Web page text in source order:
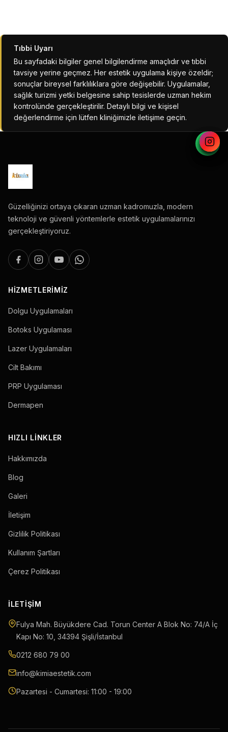
Tıbbi Uyarı
Bu sayfadaki bilgiler genel bilgilendirme amaçlıdır ve tıbbi
tavsiye yerine geçmez. Her estetik uygulama kişiye özeldir;
sonuçlar bireysel farklılıklara göre değişebilir. Uygulamalar,
sağlık turizmi yetki belgesine sahip tesislerde uzman hekim
kontrolünde gerçekleştirilir. Detaylı bilgi ve kişisel
değerlendirme için lütfen kliniğimizle iletişime geçin.
Güzelliğinizi ortaya çıkaran uzman kadromuzla, modern
teknoloji ve güvenli yöntemlerle estetik uygulamalarınızı
gerçekleştiriyoruz.
HIZMETLERIMIZ
Dolgu Uygulamaları
Botoks Uygulaması
Lazer Uygulamaları
Cilt Bakımı
PRP Uygulaması
Dermapen
HIZLI LINKLER
Hakkımızda
Blog
Galeri
İletişim
Gizlilik Politikası
Kullanım Şartları
Çerez Politikası
İLETIŞIM
Fulya Mah. Büyükdere Cad. Torun Center A Blok No: 74/A İç
Kapı No: 10 34394 Şişli/İstanbul
0212 680 79 00
info@kimiaestetik.com
Pazartesi - Cumartesi: 11:00 - 19:00